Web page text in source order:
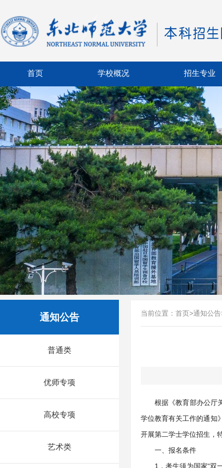
首页 学校概况 招生专业
通知公告
普通类
优师专项
高校专项
艺术类
当前位置： 首页>通知公告
根据《教育部办公厅
学位教育有关工作的通知
开展第二学士学位招生，
一、报名条件
1．考生须为国家“双